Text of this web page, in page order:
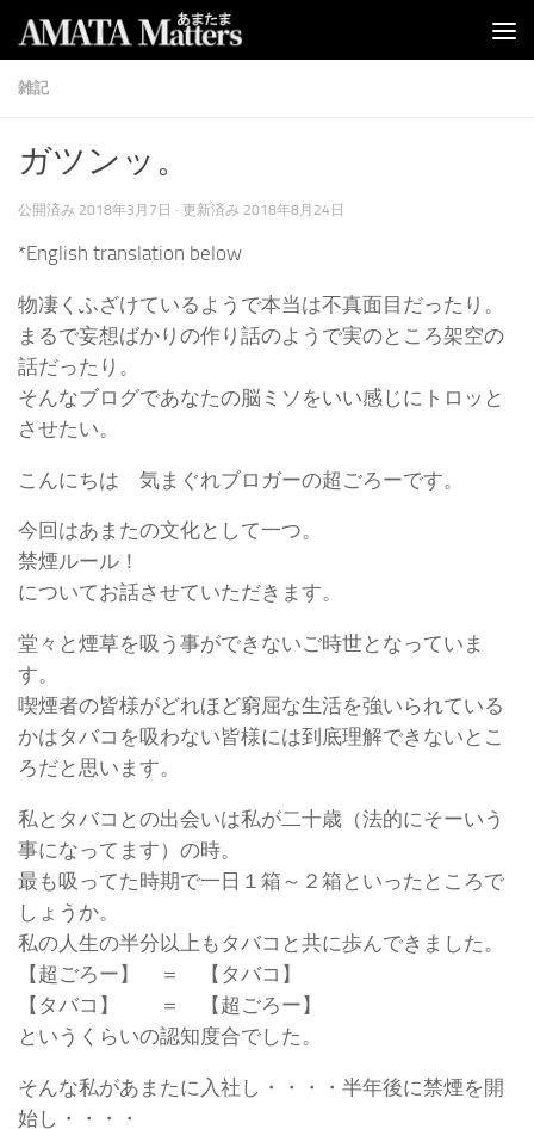
コンテンツへスキップ
雑記
ガツンッ。
公開済み 2018年3月7日 · 更新済み 2018年8月24日
*English translation below
物凄くふざけているようで本当は不真面目だったり。
まるで妄想ばかりの作り話のようで実のところ架空の
話だったり。
そんなブログであなたの脳ミソをいい感じにトロッと
させたい。
こんにちは 気まぐれブロガーの超ごろーです。
今回はあまたの文化として一つ。
禁煙ルール！
についてお話させていただきます。
堂々と煙草を吸う事ができないご時世となっていま
す。
喫煙者の皆様がどれほど窮屈な生活を強いられている
かはタバコを吸わない皆様には到底理解できないとこ
ろだと思います。
私とタバコとの出会いは私が二十歳（法的にそーいう
事になってます）の時。
最も吸ってた時期で一日１箱～２箱といったところで
しょうか。
私の人生の半分以上もタバコと共に歩んできました。
【超ごろー】 ＝ 【タバコ】
【タバコ】 ＝ 【超ごろー】
というくらいの認知度合でした。
そんな私があまたに入社し・・・・半年後に禁煙を開
始し・・・・